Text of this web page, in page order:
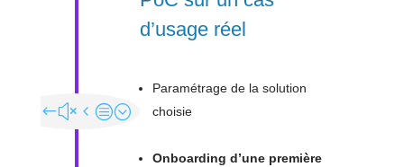
d’usage réel
Paramétrage de la solution
choisie
Onboarding d’une première